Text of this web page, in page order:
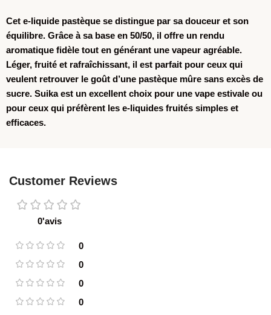
Cet e-liquide pastèque se distingue par sa douceur et son
équilibre. Grâce à sa base en 50/50, il offre un rendu
aromatique fidèle tout en générant une vapeur agréable.
Léger, fruité et rafraîchissant, il est parfait pour ceux qui
veulent retrouver le goût d’une pastèque mûre sans excès de
sucre. Suika est un excellent choix pour une vape estivale ou
pour ceux qui préfèrent les e-liquides fruités simples et
efficaces.
Customer Reviews
0'avis
0
0
0
0